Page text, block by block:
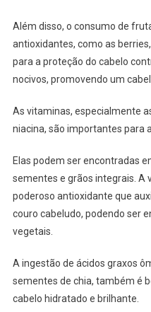
Além disso, o consumo de
antioxidantes, como as
para a proteção do cabelo
nocivos, promovendo um
As vitaminas, especialmente
niacina, são importantes para
Elas podem ser encontradas
sementes e grãos integrais. A
poderoso antioxidante que
couro cabeludo, podendo ser
vegetais.
A ingestão de ácidos graxos
sementes de chia, também é
cabelo hidratado e brilhante.